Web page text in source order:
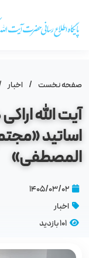
صفحه نخست / اخبار
آیت‌ الله
اساتید
المصطفی»
۱۴۰۵/۰۳/۰۲
اخبار
101 بازدید